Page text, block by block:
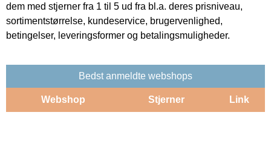
dem med stjerner fra 1 til 5 ud fra bl.a. deres prisniveau,
sortimentstørrelse, kundeservice, brugervenlighed,
betingelser, leveringsformer og betalingsmuligheder.
Bedst anmeldte webshops
Webshop Stjerner Link